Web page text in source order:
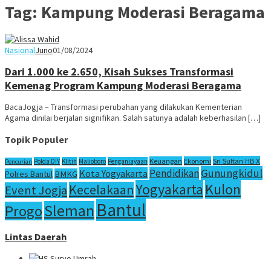
Tag: Kampung Moderasi Beragama
NasionalJuno01/08/2024
Dari 1.000 ke 2.650, Kisah Sukses Transformasi
Kemenag Program Kampung Moderasi Beragama
BacaJogja – Transformasi perubahan yang dilakukan Kementerian
Agama dinilai berjalan signifikan. Salah satunya adalah keberhasilan […]
Topik Populer
Pencurian Polda DIY Klitih Malioboro Penganiayaan Keuangan Ekonomi Sri Sultan HB X
Polres Bantul BMKG Kota Yogyakarta PendidikanGunungkidul
Event Jogja KecelakaanYogyakarta Kulon
ProgoSleman Bantul
Lintas Daerah